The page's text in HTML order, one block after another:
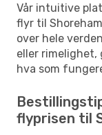
Vår intuitive
flyr til
over hele
eller rimelighet,
hva som
flyprisen til